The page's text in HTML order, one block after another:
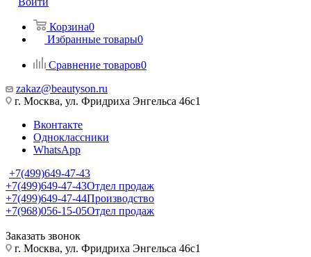
Корзина0
Избранные товары0
Сравнение товаров0
zakaz@beautyson.ru
г. Москва, ул. Фридриха Энгельса 46с1
Вконтакте
Одноклассники
WhatsApp
+7(499)649-47-43
+7(499)649-47-43Отдел продаж
+7(499)649-47-44Производство
+7(968)056-15-05Отдел продаж
Заказать звонок
г. Москва, ул. Фридриха Энгельса 46с1